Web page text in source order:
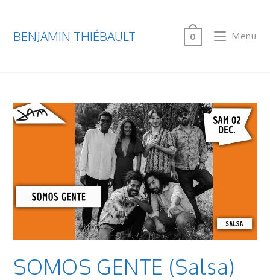
BENJAMIN THIÉBAULT 0 Menu
SOMOS GENTE (Salsa)